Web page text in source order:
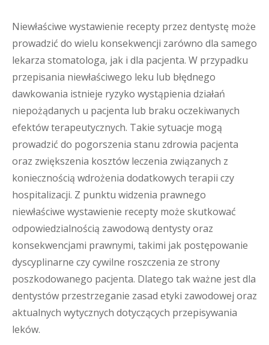
Niewłaściwe wystawienie recepty przez dentystę może
prowadzić do wielu konsekwencji zarówno dla samego
lekarza stomatologa, jak i dla pacjenta. W przypadku
przepisania niewłaściwego leku lub błędnego
dawkowania istnieje ryzyko wystąpienia działań
niepożądanych u pacjenta lub braku oczekiwanych
efektów terapeutycznych. Takie sytuacje mogą
prowadzić do pogorszenia stanu zdrowia pacjenta
oraz zwiększenia kosztów leczenia związanych z
koniecznością wdrożenia dodatkowych terapii czy
hospitalizacji. Z punktu widzenia prawnego
niewłaściwe wystawienie recepty może skutkować
odpowiedzialnością zawodową dentysty oraz
konsekwencjami prawnymi, takimi jak postępowanie
dyscyplinarne czy cywilne roszczenia ze strony
poszkodowanego pacjenta. Dlatego tak ważne jest dla
dentystów przestrzeganie zasad etyki zawodowej oraz
aktualnych wytycznych dotyczących przepisywania
leków.